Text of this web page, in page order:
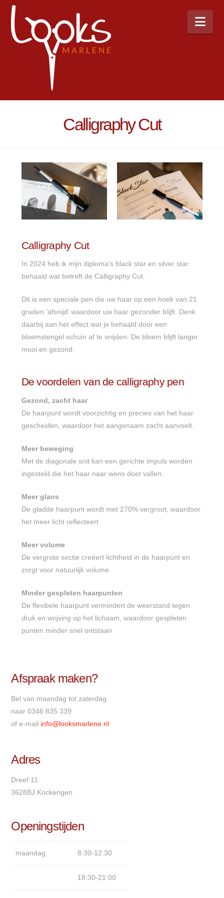
Calligraphy Cut
Calligraphy Cut
In 2024 heb ik mijn diploma’s black star en silver star
behaald wat betreft de Calligraphy Cut.
Dit is een speciale pen die uw haar op een hoek van 21
graden 'afsnijd’ waardoor uw haar gezonder blijft. Denk
daarbij aan het effect wat je behaald door een
bloemstengel schuin af te snijden. De bloem blijft langer
mooi en gezond.
De voordelen van de calligraphy pen
Gezond, zacht haar
De haarpunt wordt voorzichtig en precies van het haar
gescheiden, waardoor het aangenaam zacht aanvoelt.
Meer beweging
Met de diagonale snit kan een gerichte impuls worden
ingesteld die het haar naar wens doet vallen.
Meer glans
De gladde haarpunt wordt met 270% vergroot, waardoor
het meer licht reflecteert
Meer volume
De vergrote sectie creëert lichtheid in de haarpunt en
zorgt voor natuurlijk volume
Minder gespleten haarpunten
De flexibele haarpunt vermindert de weerstand tegen
druk en wrijving op het lichaam, waardoor gespleten
punten minder snel ontstaan
Afspraak maken?
Bel van maandag tot zaterdag
naar 0346 835 339
of e-mail info@looksmarlene.nl
Adres
Dreef 11
3628BJ Kockengen
Openingstijden
maandag 8:30-12:30
18:30-21:00